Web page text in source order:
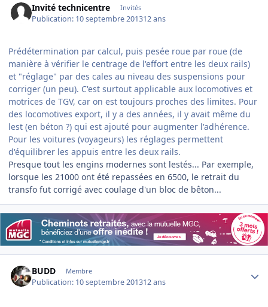
Invité technicentre Invités
Publication: 10 septembre 201312 ans
Prédétermination par calcul, puis pesée roue par roue (de
manière à vérifier le centrage de l'effort entre les deux rails)
et "réglage" par des cales au niveau des suspensions pour
corriger (un peu). C'est surtout applicable aux locomotives et
motrices de TGV, car on est toujours proches des limites. Pour
des locomotives export, il y a des années, il y avait même du
lest (en béton ?) qui est ajouté pour augmenter l'adhérence.
Pour les voitures (voyageurs) les réglages permettent
d'équilibrer les appuis entre les deux rails.
Presque tout les engins modernes sont lestés... Par exemple,
lorsque les 21000 ont été repassées en 6500, le retrait du
transfo fut corrigé avec coulage d'un bloc de bêton...
BUDD Membre
Publication: 10 septembre 201312 ans